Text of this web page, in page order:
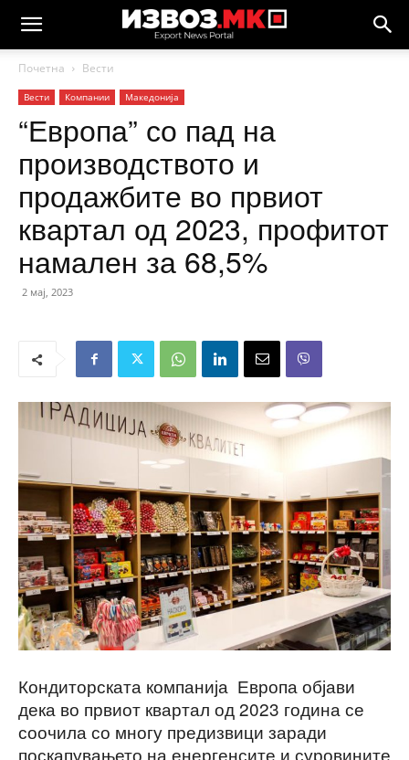
Почетна Вести
Вести Компании Македонија
“Европа” со пад на
производството и
продажбите во првиот
квартал од 2023, профитот
намален за 68,5%
2 мај, 2023
Кондиторската компанија Европа објави
дека во првиот квартал од 2023 година се
соочила со многу предизвици заради
поскапувањето на енергенсите и суровините